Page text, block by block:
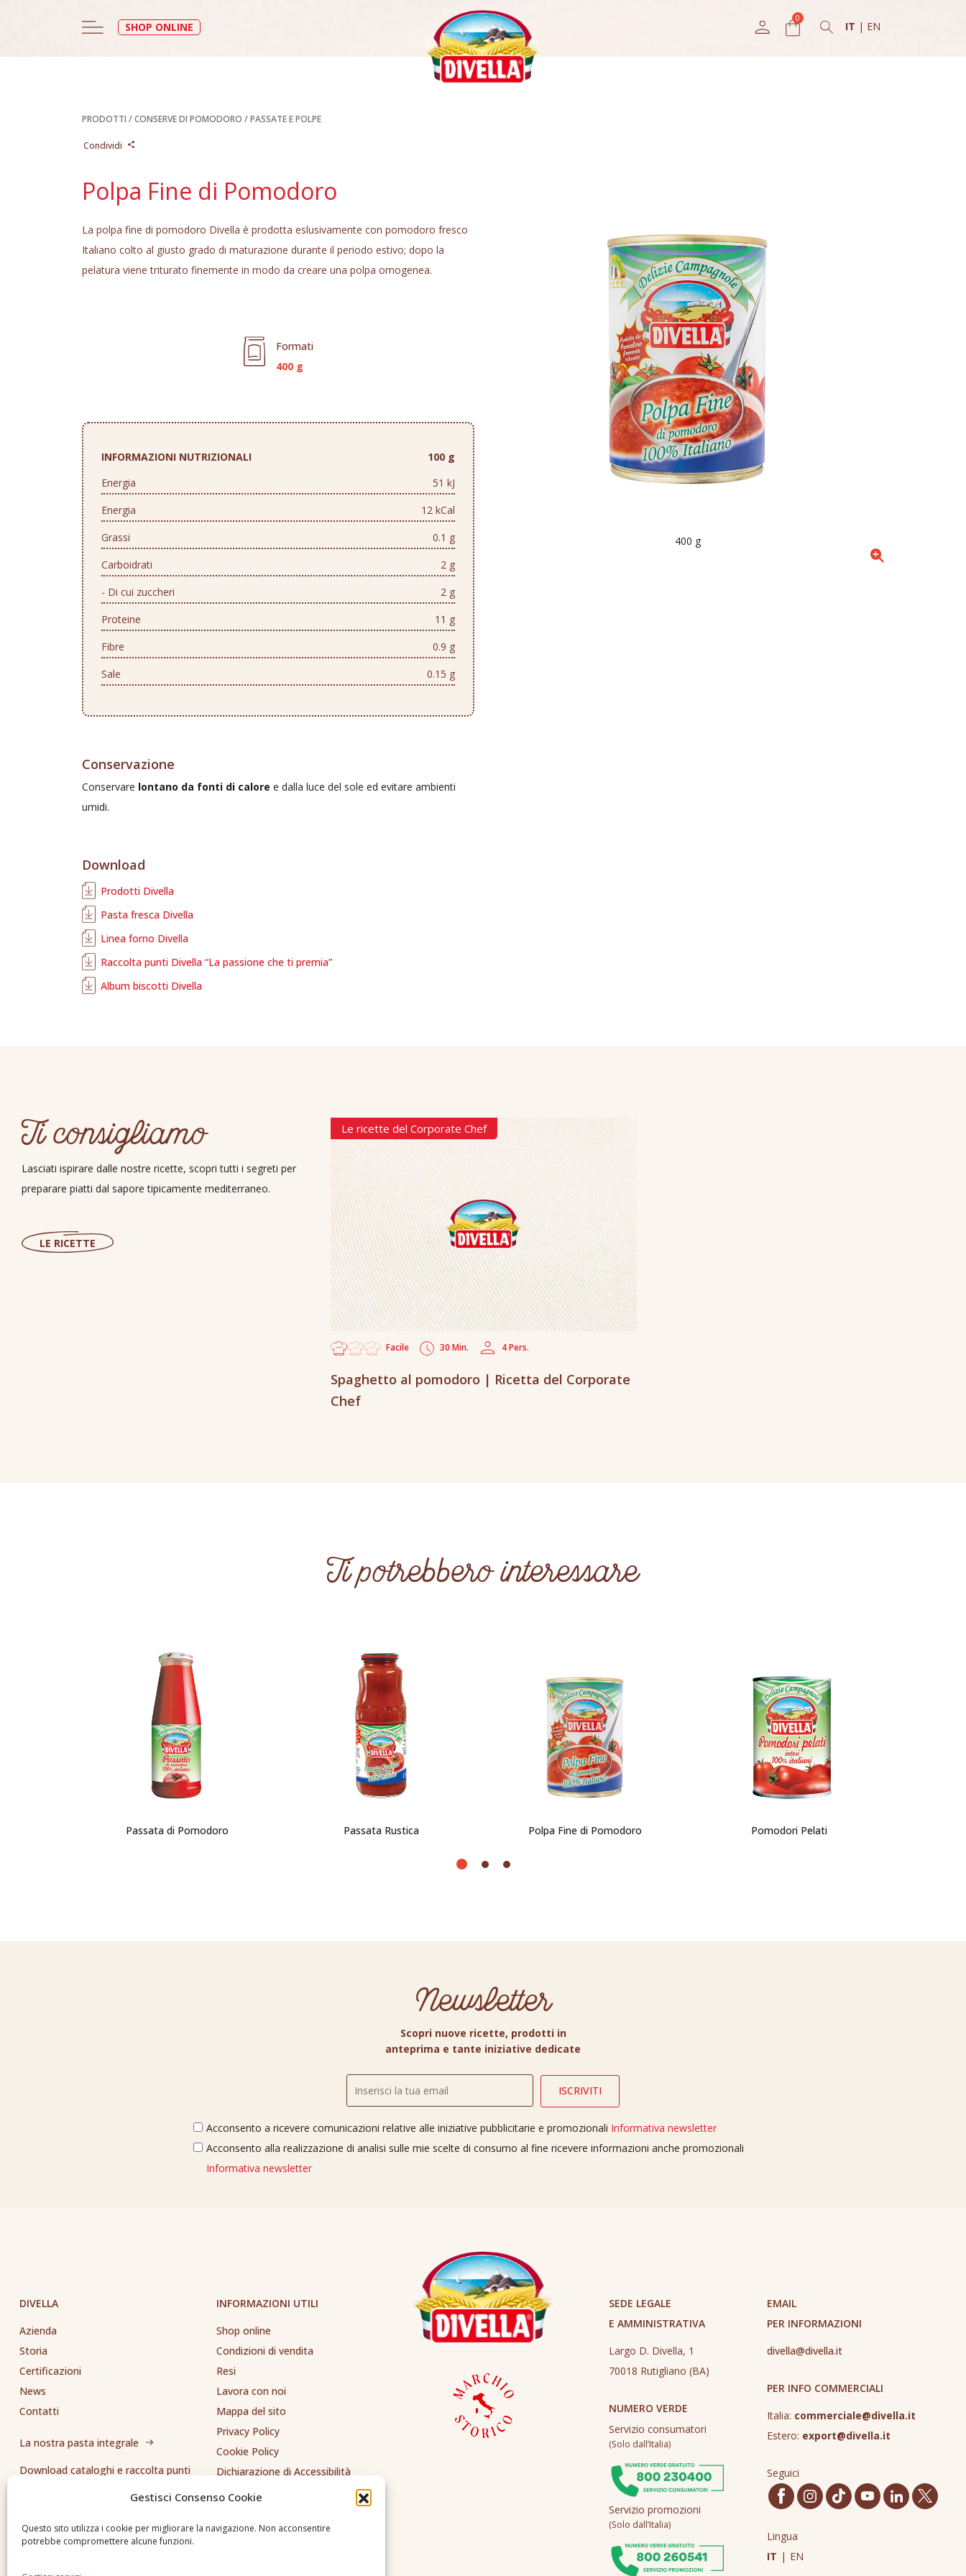
Gestisci Consenso Cookie
Questo sito utilizza i cookie per migliorare la navigazione. Non acconsentire
potrebbe compromettere alcune funzioni.
SHOP ONLINE IT | EN
PRODOTTI /CONSERVE DI POMODORO /PASSATE E POLPE
Condividi
Polpa Fine di Pomodoro
La polpa fine di pomodoro Divella è prodotta eslusivamente con pomodoro fresco
Italiano colto al giusto grado di maturazione durante il periodo estivo; dopo la
pelatura viene triturato finemente in modo da creare una polpa omogenea.
Formati
400 g
INFORMAZIONI NUTRIZIONALI
100 g
Energia
51 kJ
Energia
12 kCal
Grassi
0.1 g
Carboidrati
2 g
- Di cui zuccheri
2 g
Proteine
11 g
Fibre
0.9 g
Sale
0.15 g
Conservazione
Conservare lontano da fonti di calore e dalla luce del sole ed evitare ambienti
umidi.
Download
Prodotti Divella
Pasta fresca Divella
Linea forno Divella
Raccolta punti Divella “La passione che ti premia”
Album biscotti Divella
400 g
Ti consigliamo
Lasciati ispirare dalle nostre ricette, scopri tutti i segreti per
preparare piatti dal sapore tipicamente mediterraneo.
LE RICETTE
Le ricette del Corporate Chef
Facile 30 Min. 4 Pers.
Spaghetto al pomodoro | Ricetta del Corporate
Chef
Ti potrebbero interessare
Passata di Pomodoro Passata Rustica Polpa Fine di Pomodoro Pomodori Pelati
Newsletter
Scopri nuove ricette, prodotti in
anteprima e tante iniziative dedicate
Acconsento a ricevere comunicazioni relative alle iniziative pubblicitarie e promozionali Informativa newsletter
Acconsento alla realizzazione di analisi sulle mie scelte di consumo al fine ricevere informazioni anche promozionali
Informativa newsletter
DIVELLA
Azienda
Storia
Certificazioni
News
Contatti
La nostra pasta integrale
Download cataloghi e raccolta punti
INFORMAZIONI UTILI
Shop online
Condizioni di vendita
Resi
Lavora con noi
Mappa del sito
Privacy Policy
Cookie Policy
Dichiarazione di Accessibilità
Whistleblowing
SEDE LEGALE
E AMMINISTRATIVA
Largo D. Divella, 1
70018 Rutigliano (BA)
NUMERO VERDE
Servizio consumatori
(Solo dall’Italia)
Servizio promozioni
(Solo dall’Italia)
EMAIL
PER INFORMAZIONI
divella@divella.it
PER INFO COMMERCIALI
Italia: commerciale@divella.it
Estero: export@divella.it
Seguici
Lingua
IT | EN